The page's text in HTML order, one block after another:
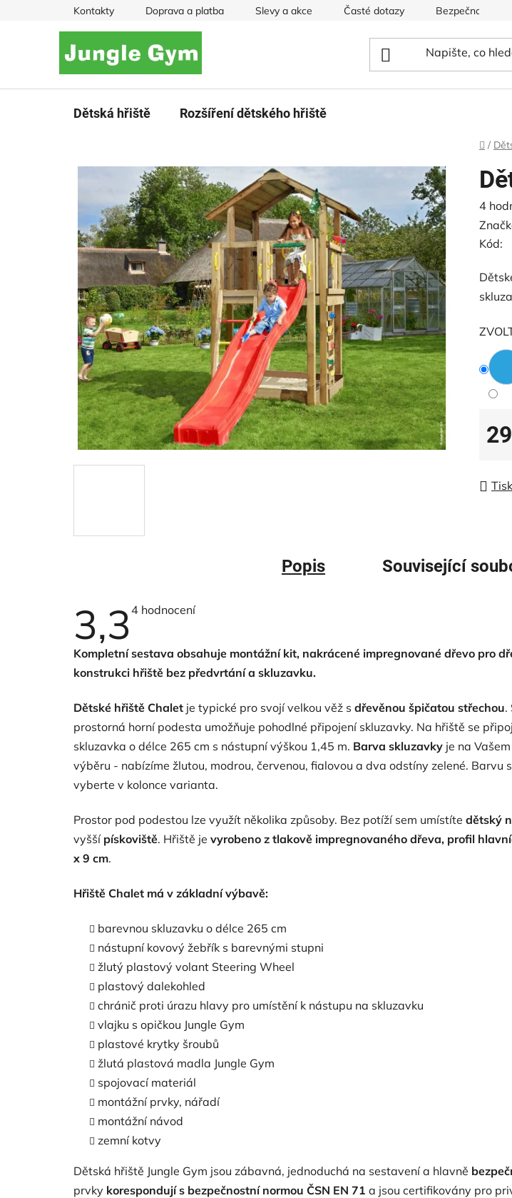
Kontakty Doprava a platba Slevy a akce Časté dotazy Bezpečnost hřišť
Dětská hřiště Rozšíření dětského hřiště
Domů
/
3,3
z
4
Kód:
Tisk
Popis Související
3,3 Průměrné
3,3
z
5
4 hodnocení
Kompletní sestava obsahuje montážní kit, nakrácené impregnované dřevo pro
konstrukci hřiště bez předvrtánía skluzavku.
Dětské hřiště Chalet je typické pro svojí velkou věž s dřevěnou špičatou střechou.
prostorná horní podesta umožňuje pohodlné připojení skluzavky. Na hřiště se
skluzavka o délce 265 cm s nástupní výškou 1,45 m. Barva skluzavky je na
výběru - nabízíme žlutou, modrou, červenou, fialovou a dva odstíny zelené. Barvu
vyberte v kolonce varianta.
Prostor pod podestou lze využít několika způsoby. Bez potíží sem umístíte dětský
vyšší pískoviště. Hřiště je vyrobeno z tlakově impregnovaného dřeva, profil
x 9 cm.
Hřiště Chalet má v základní výbavě:
barevnou skluzavku o délce 265 cm
nástupní kovový žebřík s barevnými stupni
žlutý plastový volant Steering Wheel
plastový dalekohled
chránič proti úrazu hlavy pro umístění k nástupu na skluzavku
vlajku s opičkou Jungle Gym
plastové krytky šroubů
žlutá plastová madla Jungle Gym
spojovací materiál
montážní prvky, nářadí
montážní návod
zemní kotvy
Dětská hřiště Jungle Gym jsou zábavná, jednoduchá na sestavení a hlavně
prvky korespondují s bezpečnostní normou ČSN EN 71 a jsou certifikovány pro